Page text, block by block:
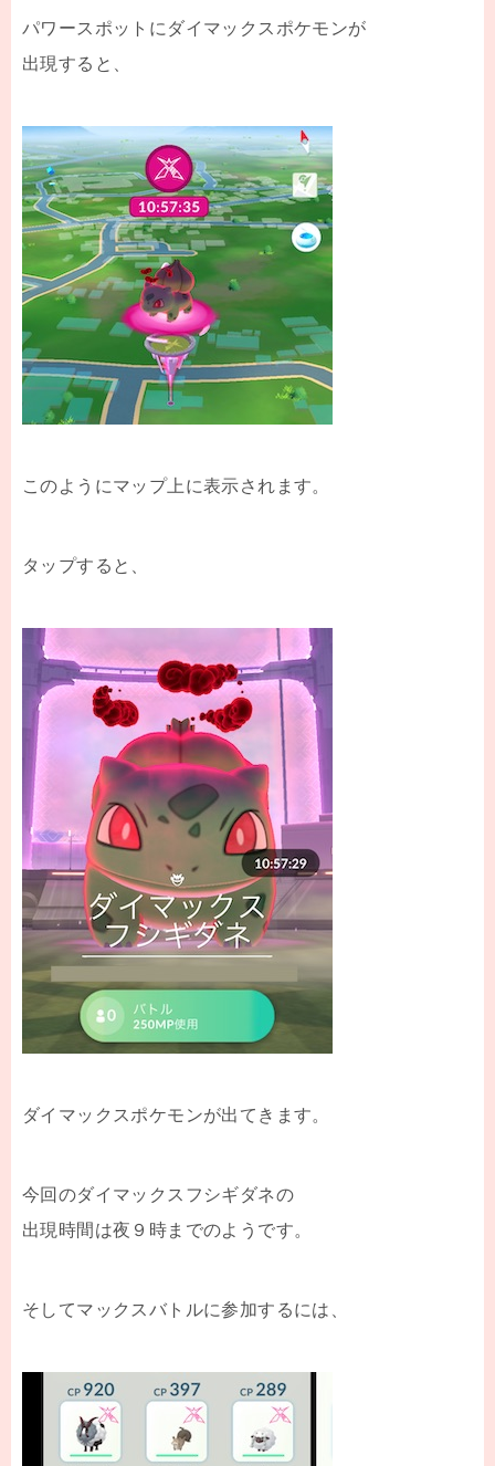
パワースポットにダイマックスポケモンが
出現すると、
このようにマップ上に表示されます。
タップすると、
ダイマックスポケモンが出てきます。
今回のダイマックスフシギダネの
出現時間は夜９時までのようです。
そしてマックスバトルに参加するには、